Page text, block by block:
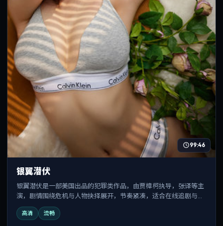
99:46
银翼潜伏
银翼潜伏是一部美国出品的犯罪类作品，由贾樟柯执导，张译等主
演，剧情围绕危机与人物抉择展开，节奏紧凑，适合在线追剧与反
复观看。
高清 流畅